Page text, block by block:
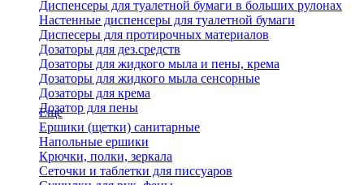
Диспенсеры для туалетной бумаги в больших рулонах
Настенные диспенсеры для туалетной бумаги
Диспесеры для протирочных материалов
Дозаторы для дез.средств
Дозаторы для жидкого мыла и пены, крема
Дозаторы для жидкого мыла сенсорные
Дозаторы для крема
Дозатор для пены
Еще
Ершики (щетки) санитарные
Напольные ершики
Крючки, полки, зеркала
Сеточки и таблетки для писсуаров